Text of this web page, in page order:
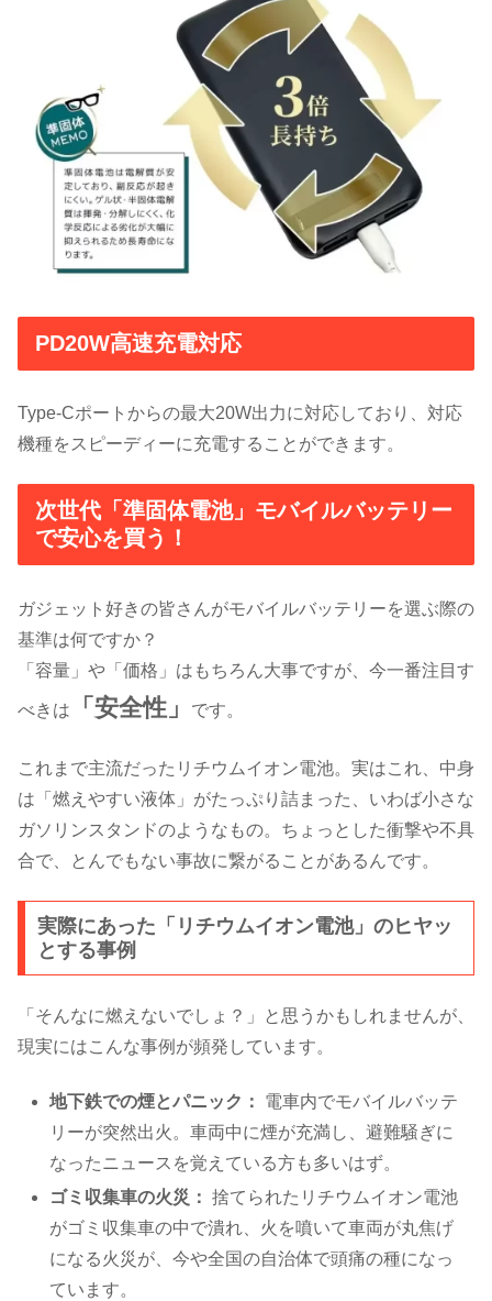
PD20W高速充電対応
Type-Cポートからの最大20W出力に対応しており、対応
機種をスピーディーに充電することができます。
次世代「準固体電池」モバイルバッテリー
で安心を買う！
ガジェット好きの皆さんがモバイルバッテリーを選ぶ際の
基準は何ですか？
「容量」や「価格」はもちろん大事ですが、今一番注目す
べきは 「安全性」 です。
これまで主流だったリチウムイオン電池。実はこれ、中身
は「燃えやすい液体」がたっぷり詰まった、いわば小さな
ガソリンスタンドのようなもの。ちょっとした衝撃や不具
合で、とんでもない事故に繋がることがあるんです。
実際にあった「リチウムイオン電池」のヒヤッ
とする事例
「そんなに燃えないでしょ？」と思うかもしれませんが、
現実にはこんな事例が頻発しています。
地下鉄での煙とパニック：
電車内でモバイルバッテ
リーが突然出火。車両中に煙が充満し、避難騒ぎに
なったニュースを覚えている方も多いはず。
ゴミ収集車の火災： 捨てられたリチウムイオン電池
がゴミ収集車の中で潰れ、火を噴いて車両が丸焦げ
になる火災が、今や全国の自治体で頭痛の種になっ
ています。